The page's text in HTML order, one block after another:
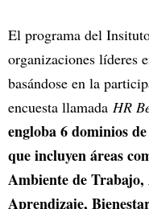
El programa del
organizaciones líderes
basándose en la
encuesta llamada HR
engloba 6 dominios
que incluyen áreas
Ambiente de
Aprendizaje,